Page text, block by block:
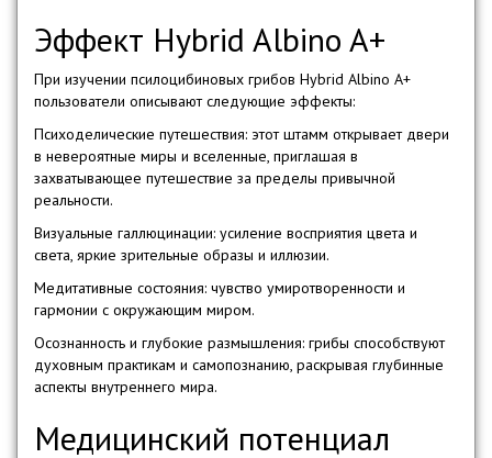
Эффект Hybrid Albino A+
При изучении псилоцибиновых грибов Hybrid Albino A+
пользователи описывают следующие эффекты:
Психоделические путешествия: этот штамм открывает двери
в невероятные миры и вселенные, приглашая в
захватывающее путешествие за пределы привычной
реальности.
Визуальные галлюцинации: усиление восприятия цвета и
света, яркие зрительные образы и иллюзии.
Медитативные состояния: чувство умиротворенности и
гармонии с окружающим миром.
Осознанность и глубокие размышления: грибы способствуют
духовным практикам и самопознанию, раскрывая глубинные
аспекты внутреннего мира.
Медицинский потенциал